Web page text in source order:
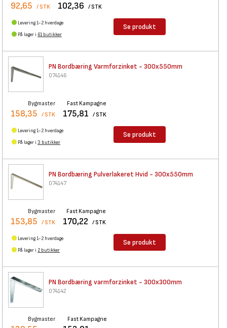
92,65 / STK 102,36 / STK
Levering 1-2 hverdage
På lager i 61 butikker
Se produkt
PN Bordbæring Varmforzinket - 300x550mm
074146
Bygmaster
158,35 / STK
Fast Kampagne
175,81 / STK
Levering 1-2 hverdage
På lager i 3 butikker
Se produkt
PN Bordbæring Pulverlakeret Hvid - 300x550mm
074147
Bygmaster
153,85 / STK
Fast Kampagne
170,22 / STK
Levering 1-2 hverdage
På lager i 2 butikker
Se produkt
PN Bordbæring varmforzinket - 300x300mm
074142
Bygmaster Fast Kampagne